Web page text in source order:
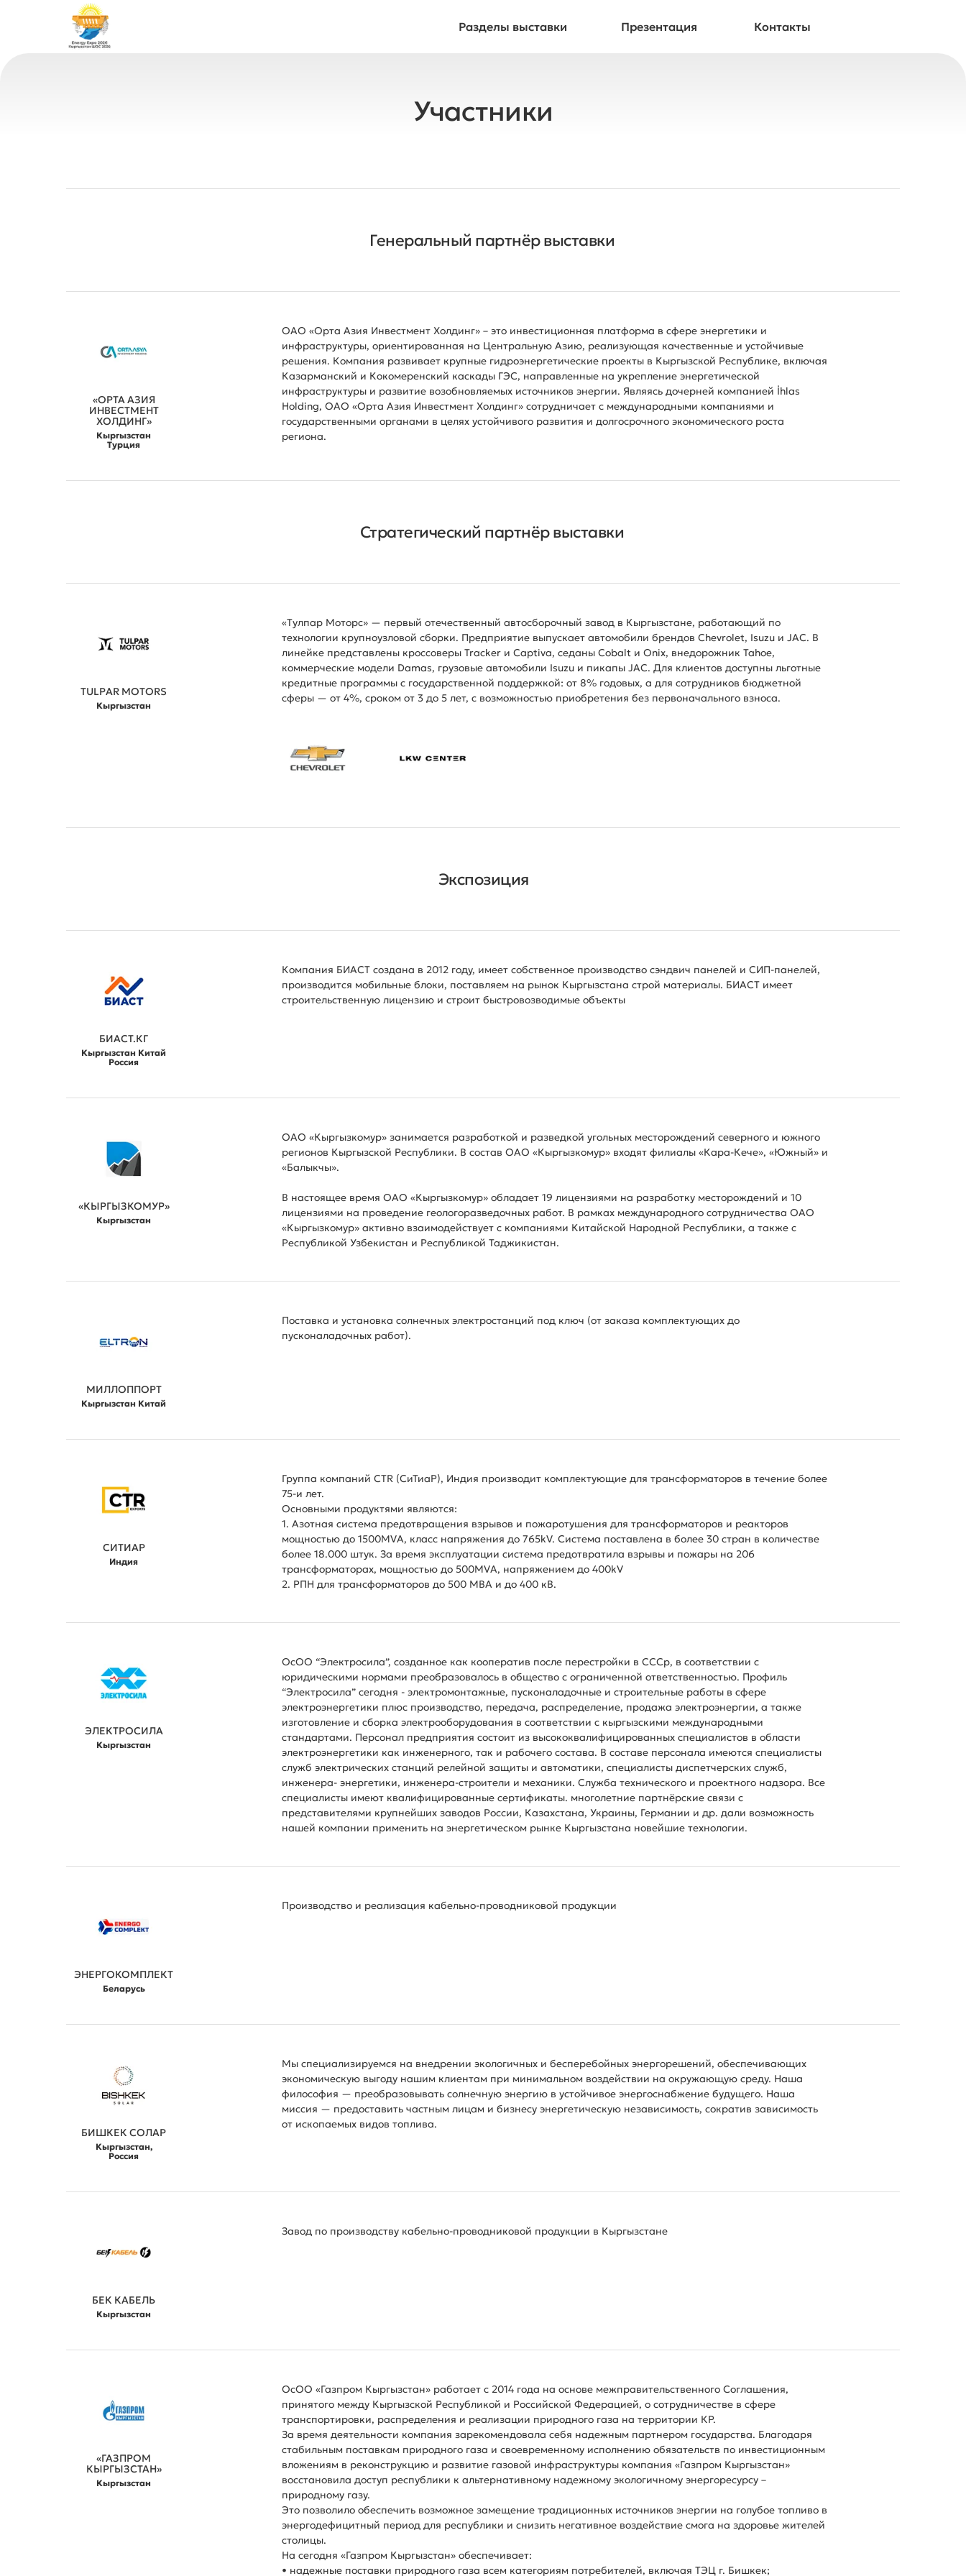
Разделы выставки Презентация Контакты
Участники
Генеральный партнёр выставки
«ОРТА АЗИЯ
ИНВЕСТМЕНТ
ХОЛДИНГ»
Кыргызстан
Турция
ОАО «Орта Азия Инвестмент Холдинг» – это инвестиционная платформа в сфере энергетики и
инфраструктуры, ориентированная на Центральную Азию, реализующая качественные и устойчивые
решения. Компания развивает крупные гидроэнергетические проекты в Кыргызской Республике, включая
Казарманский и Кокомеренский каскады ГЭС, направленные на укрепление энергетической
инфраструктуры и развитие возобновляемых источников энергии. Являясь дочерней компанией İhlas
Holding, ОАО «Орта Азия Инвестмент Холдинг» сотрудничает с международными компаниями и
государственными органами в целях устойчивого развития и долгосрочного экономического роста
региона.
Стратегический партнёр выставки
TULPAR MOTORS
Кыргызстан
«Тулпар Моторс» — первый отечественный автосборочный завод в Кыргызстане, работающий по
технологии крупноузловой сборки. Предприятие выпускает автомобили брендов Chevrolet, Isuzu и JAC. В
линейке представлены кроссоверы Tracker и Captiva, седаны Cobalt и Onix, внедорожник Tahoe,
коммерческие модели Damas, грузовые автомобили Isuzu и пикапы JAC. Для клиентов доступны льготные
кредитные программы с государственной поддержкой: от 8% годовых, а для сотрудников бюджетной
сферы — от 4%, сроком от 3 до 5 лет, с возможностью приобретения без первоначального взноса.
Экспозиция
БИАСТ.КГ
Кыргызстан Китай
Россия
Компания БИАСТ создана в 2012 году, имеет собственное производство сэндвич панелей и СИП-панелей,
производится мобильные блоки, поставляем на рынок Кыргызстана строй материалы. БИАСТ имеет
строительственную лицензию и строит быстровозводимые объекты
«КЫРГЫЗКОМУР»
Кыргызстан
ОАО «Кыргызкомур» занимается разработкой и разведкой угольных месторождений северного и южного
регионов Кыргызской Республики. В состав ОАО «Кыргызкомур» входят филиалы «Кара-Кече», «Южный» и
«Балыкчы».
В настоящее время ОАО «Кыргызкомур» обладает 19 лицензиями на разработку месторождений и 10
лицензиями на проведение геологоразведочных работ. В рамках международного сотрудничества ОАО
«Кыргызкомур» активно взаимодействует с компаниями Китайской Народной Республики, а также с
Республикой Узбекистан и Республикой Таджикистан.
МИЛЛОППОРТ
Кыргызстан Китай
Поставка и установка солнечных электростанций под ключ (от заказа комплектующих до
пусконаладочных работ).
СИТИАР
Индия
Группа компаний CTR (СиТиаР), Индия производит комплектующие для трансформаторов в течение более
75-и лет.
Основными продуктями являются:
1. Азотная система предотвращения взрывов и пожаротушения для трансформаторов и реакторов
мощностью до 1500MVA, класс напряжения до 765kV. Система поставлена в более 30 стран в количестве
более 18.000 штук. За время эксплуатации система предотвратила взрывы и пожары на 206
трансформаторах, мощностью до 500MVA, напряжением до 400kV
2. РПН для трансформаторов до 500 МВА и до 400 кВ.
ЭЛЕКТРОСИЛА
Кыргызстан
ОсОО “Электросила”, созданное как кооператив после перестройки в СССр, в соответствии с
юридическими нормами преобразовалось в общество с ограниченной ответственностью. Профиль
“Электросила” сегодня - электромонтажные, пусконаладочные и строительные работы в сфере
электроэнергетики плюс производство, передача, распределение, продажа электроэнергии, а также
изготовление и сборка электрооборудования в соответствии с кыргызскими международными
стандартами. Персонал предприятия состоит из высококвалифицированных специалистов в области
электроэнергетики как инженерного, так и рабочего состава. В составе персонала имеются специалисты
служб электрических станций релейной защиты и автоматики, специалисты диспетчерских служб,
инженера- энергетики, инженера-строители и механики. Служба технического и проектного надзора. Все
специалисты имеют квалифицированные сертификаты. многолетние партнёрские связи с
представителями крупнейших заводов России, Казахстана, Украины, Германии и др. дали возможность
нашей компании применить на энергетическом рынке Кыргызстана новейшие технологии.
ЭНЕРГОКОМПЛЕКТ
Беларусь
Производство и реализация кабельно-проводниковой продукции
БИШКЕК СОЛАР
Кыргызстан,
Россия
Мы специализируемся на внедрении экологичных и бесперебойных энергорешений, обеспечивающих
экономическую выгоду нашим клиентам при минимальном воздействии на окружающую среду. Наша
философия — преобразовывать солнечную энергию в устойчивое энергоснабжение будущего. Наша
миссия — предоставить частным лицам и бизнесу энергетическую независимость, сократив зависимость
от ископаемых видов топлива.
БЕК КАБЕЛЬ
Кыргызстан
Завод по производству кабельно-проводниковой продукции в Кыргызстане
«ГАЗПРОМ
КЫРГЫЗСТАН»
Кыргызстан
ОсОО «Газпром Кыргызстан» работает с 2014 года на основе межправительственного Соглашения,
принятого между Кыргызской Республикой и Российской Федерацией, о сотрудничестве в сфере
транспортировки, распределения и реализации природного газа на территории КР.
За время деятельности компания зарекомендовала себя надежным партнером государства. Благодаря
стабильным поставкам природного газа и своевременному исполнению обязательств по инвестиционным
вложениям в реконструкцию и развитие газовой инфраструктуры компания «Газпром Кыргызстан»
восстановила доступ республики к альтернативному надежному экологичному энергоресурсу –
природному газу.
Это позволило обеспечить возможное замещение традиционных источников энергии на голубое топливо в
энергодефицитный период для республики и снизить негативное воздействие смога на здоровье жителей
столицы.
На сегодня «Газпром Кыргызстан» обеспечивает:
• надежные поставки природного газа всем категориям потребителей, включая ТЭЦ г. Бишкек;